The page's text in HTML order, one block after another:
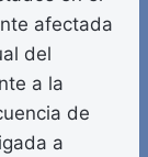
afectada
del
a la
de
a